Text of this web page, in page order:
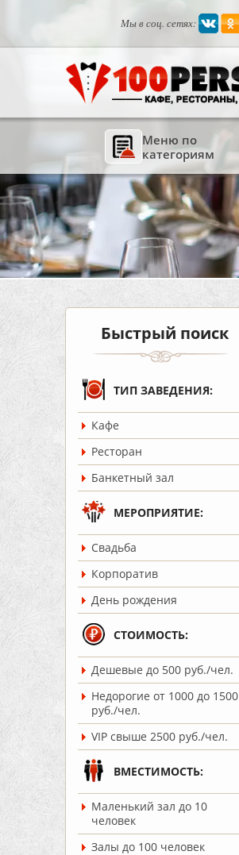
Мы в соц. сетях:
Меню по
категориям
Быстрый поиск
ТИП ЗАВЕДЕНИЯ:
Кафе
Ресторан
Банкетный зал
МЕРОПРИЯТИЕ:
Cвадьба
Корпоратив
День рождения
СТОИМОСТЬ:
Дешевые до 500 руб./чел.
Недорогие от 1000 до 1500
руб./чел.
VIP свыше 2500 руб./чел.
ВМЕСТИМОСТЬ:
Маленький зал до 10
человек
Залы до 100 человек